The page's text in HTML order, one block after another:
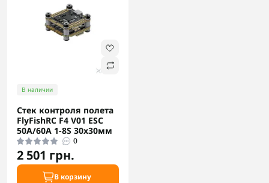
В наличии
Стек контроля полета
FlyFishRC F4 V01 ESC
50A/60A 1-8S 30x30мм
0
2 501 грн.
В корзину